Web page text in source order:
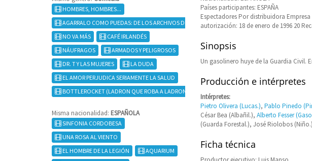
HOMBRES, HOMBRES...
AGARRALO COMO PUEDAS: DE LOS ARCHIVOS DE ESCUADRON DE POLICIA
NO VA MÁS
CAFÉ IRLANDÉS
NÁUFRAGOS
ARMADOS Y PELIGROSOS
DR. T Y LAS MUJERES
LA DUDA
EL AMOR PERJUDICA SERIAMENTE LA SALUD
BOTTLEROCKET (LADRON QUE ROBA A LADRON)
Misma nacionalidad: ESPAÑOLA
SINFONIA CORDOBESA
UNA ROSA AL VIENTO
EL HOMBRE DE LA LEGIÓN
AQUARIUM
Países participantes: ESPAÑA
Espectadores Por distribuidora Empresa
autorización: 18 de enero de 1996 20
Sinopsis
Un gasolinero huye de la Guardia Civil.
Producción e intérpretes
Intérpretes:
Pietro Olivera (Lucas.), Pablo Pinedo
César Bea (Albañil.), Alberto Fesser
(Guarda Forestal.), José Riolobos
Ficha técnica